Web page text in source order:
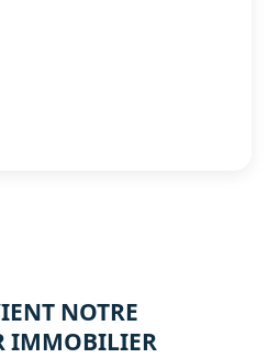
NOTRE
IMMOBILIER